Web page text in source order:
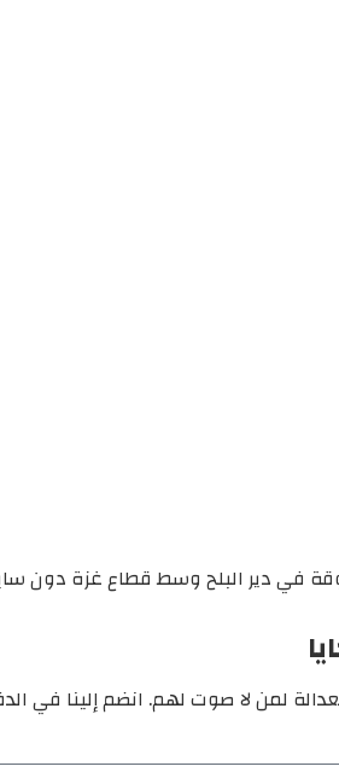
في دير البلح وسط قطاع غزة دون
لمن لا صوت لهم. انضم إلينا في